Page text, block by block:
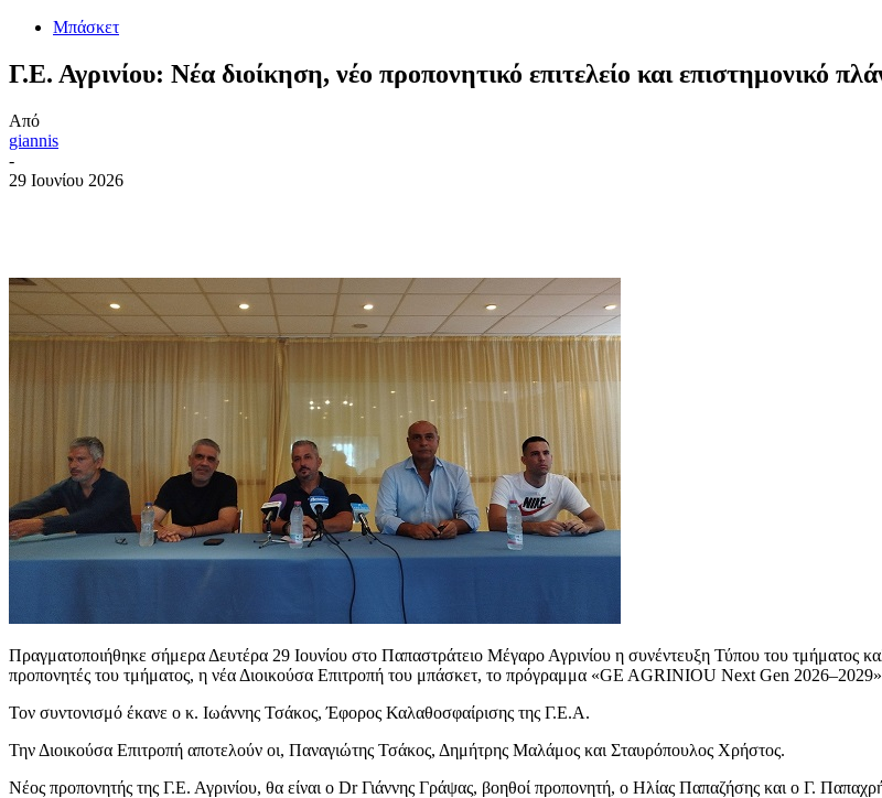
Μπάσκετ
Γ.Ε. Αγρινίου: Νέα διοίκηση, νέο προπονητικό επιτελείο και επιστημονικό
Από
giannis
-
29 Ιουνίου 2026
Πραγματοποιήθηκε σήμερα Δευτέρα 29 Ιουνίου στο Παπαστράτειο Μέγαρο Αγρινίου η συνέντευξη Τύπου του τμήματος
προπονητές του τμήματος, η νέα Διοικούσα Επιτροπή του μπάσκετ, το πρόγραμμα «GE AGRINIOU Next Gen
Τον συντονισμό έκανε ο κ. Ιωάννης Τσάκος, Έφορος Καλαθοσφαίρισης της Γ.Ε.Α.
Την Διοικούσα Επιτροπή αποτελούν οι, Παναγιώτης Τσάκος, Δημήτρης Μαλάμος και Σταυρόπουλος Χρήστος.
Νέος προπονητής της Γ.Ε. Αγρινίου, θα είναι ο Dr Γιάννης Γράψας, βοηθοί προπονητή, ο Ηλίας Παπαζήσης και ο Γ.